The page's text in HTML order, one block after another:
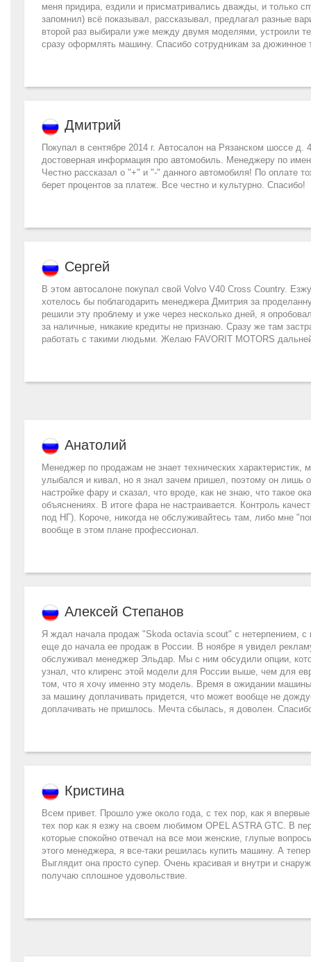
меня придира, ездили и присматривались дважды, и только
запомнил) всё показывал, рассказывал, предлагал разные
второй раз выбирали уже между двумя моделями, устроили
сразу оформлять машину. Спасибо сотрудникам за дюжинное
Дмитрий
Покупал в сентябре 2014 г. Автосалон на Рязанском шоссе
достоверная информация про автомобиль. Менеджеру по
Честно рассказал о "+" и "-" данного автомобиля! По оплате
берет процентов за платеж. Все честно и культурно. Спасибо!
Сергей
В этом автосалоне покупал свой Volvo V40 Cross Country.
хотелось бы поблагодарить менеджера Дмитрия за
решили эту проблему и уже через несколько дней, я
за наличные, никакие кредиты не признаю. Сразу же там
работать с такими людьми. Желаю FAVORIT MOTORS
Анатолий
Менеджер по продажам не знает технических
улыбался и кивал, но я знал зачем пришел, поэтому он лишь
настройке фару и сказал, что вроде, как не знаю, что такое
объяснениях. В итоге фара не настраивается. Контроль
под НГ). Короче, никогда не обслуживайтесь там, либо мне
вообще в этом плане профессионал.
Алексей Степанов
Я ждал начала продаж "Skoda octavia scout" с нетерпением,
еще до начала ее продаж в России. В ноябре я увидел
обслуживал менеджер Эльдар. Мы с ним обсудили опции,
узнал, что клиренс этой модели для России выше, чем для
том, что я хочу именно эту модель. Время в ожидании
за машину доплачивать придется, что может вообще не
доплачивать не пришлось. Мечта сбылась, я доволен.
Кристина
Всем привет. Прошло уже около года, с тех пор, как я
тех пор как я езжу на своем любимом OPEL ASTRA GTC. В
которые спокойно отвечал на все мои женские, глупые
этого менеджера, я все-таки решилась купить машину. А
Выглядит она просто супер. Очень красивая и внутри и
получаю сплошное удовольствие.